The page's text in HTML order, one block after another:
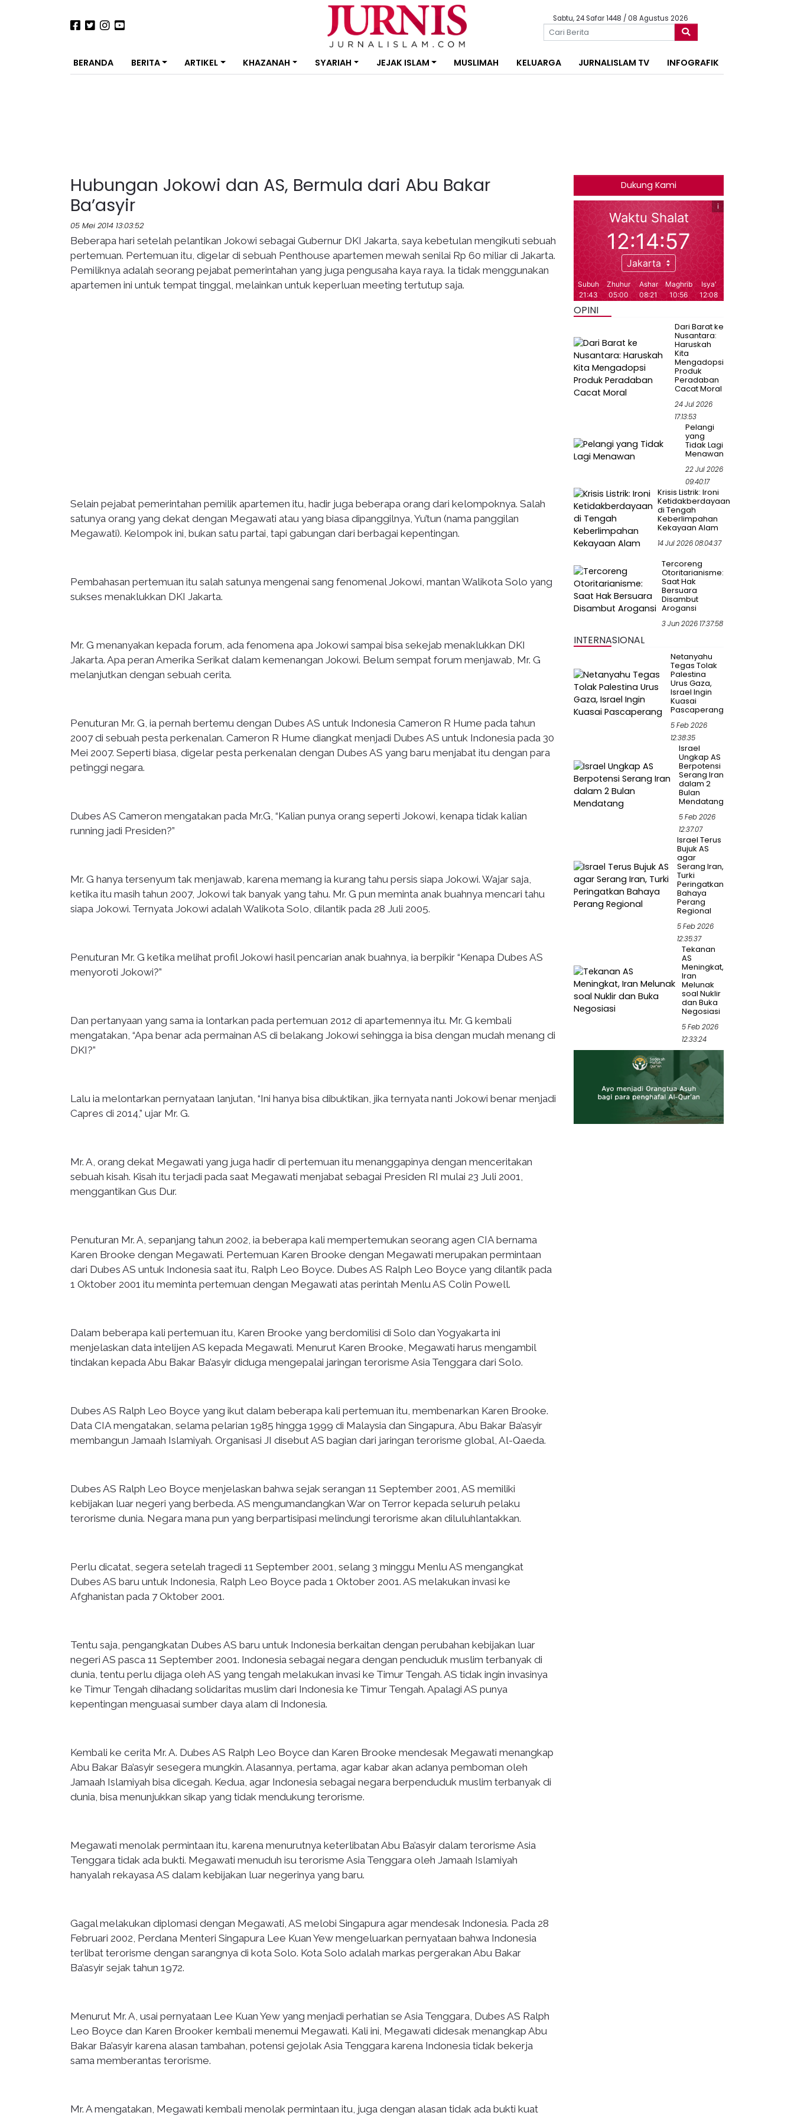
Sabtu, 24 Safar 1448 / 08 Agustus 2026
BERANDA BERITA ARTIKEL KHAZANAH SYARIAH JEJAK ISLAM MUSLIMAH KELUARGA JURNALISLAM TV INFOGRAFIK
Hubungan Jokowi dan AS, Bermula dari Abu Bakar
Ba’asyir
05 Mei 2014 13:03:52
Beberapa hari setelah pelantikan Jokowi sebagai Gubernur DKI Jakarta, saya kebetulan mengikuti sebuah
pertemuan. Pertemuan itu, digelar di sebuah Penthouse apartemen mewah senilai Rp 60 miliar di Jakarta.
Pemiliknya adalah seorang pejabat pemerintahan yang juga pengusaha kaya raya. Ia tidak menggunakan
apartemen ini untuk tempat tinggal, melainkan untuk keperluan meeting tertutup saja.
Selain pejabat pemerintahan pemilik apartemen itu, hadir juga beberapa orang dari kelompoknya. Salah
satunya orang yang dekat dengan Megawati atau yang biasa dipanggilnya, Yu’tun (nama panggilan
Megawati). Kelompok ini, bukan satu partai, tapi gabungan dari berbagai kepentingan.
Pembahasan pertemuan itu salah satunya mengenai sang fenomenal Jokowi, mantan Walikota Solo yang
sukses menaklukkan DKI Jakarta.
Mr. G menanyakan kepada forum, ada fenomena apa Jokowi sampai bisa sekejab menaklukkan DKI
Jakarta. Apa peran Amerika Serikat dalam kemenangan Jokowi. Belum sempat forum menjawab, Mr. G
melanjutkan dengan sebuah cerita.
Penuturan Mr. G, ia pernah bertemu dengan Dubes AS untuk Indonesia Cameron R Hume pada tahun
2007 di sebuah pesta perkenalan. Cameron R Hume diangkat menjadi Dubes AS untuk Indonesia pada 30
Mei 2007. Seperti biasa, digelar pesta perkenalan dengan Dubes AS yang baru menjabat itu dengan para
petinggi negara.
Dubes AS Cameron mengatakan pada Mr.G, “Kalian punya orang seperti Jokowi, kenapa tidak kalian
running jadi Presiden?”
Mr. G hanya tersenyum tak menjawab, karena memang ia kurang tahu persis siapa Jokowi. Wajar saja,
ketika itu masih tahun 2007, Jokowi tak banyak yang tahu. Mr. G pun meminta anak buahnya mencari tahu
siapa Jokowi. Ternyata Jokowi adalah Walikota Solo, dilantik pada 28 Juli 2005.
Penuturan Mr. G ketika melihat profil Jokowi hasil pencarian anak buahnya, ia berpikir “Kenapa Dubes AS
menyoroti Jokowi?”
Dan pertanyaan yang sama ia lontarkan pada pertemuan 2012 di apartemennya itu. Mr. G kembali
mengatakan, “Apa benar ada permainan AS di belakang Jokowi sehingga ia bisa dengan mudah menang di
DKI?”
Lalu ia melontarkan pernyataan lanjutan, “Ini hanya bisa dibuktikan, jika ternyata nanti Jokowi benar menjadi
Capres di 2014,” ujar Mr. G.
Mr. A, orang dekat Megawati yang juga hadir di pertemuan itu menanggapinya dengan menceritakan
sebuah kisah. Kisah itu terjadi pada saat Megawati menjabat sebagai Presiden RI mulai 23 Juli 2001,
menggantikan Gus Dur.
Penuturan Mr. A, sepanjang tahun 2002, ia beberapa kali mempertemukan seorang agen CIA bernama
Karen Brooke dengan Megawati. Pertemuan Karen Brooke dengan Megawati merupakan permintaan
dari Dubes AS untuk Indonesia saat itu, Ralph Leo Boyce. Dubes AS Ralph Leo Boyce yang dilantik pada
1 Oktober 2001 itu meminta pertemuan dengan Megawati atas perintah Menlu AS Colin Powell.
Dalam beberapa kali pertemuan itu, Karen Brooke yang berdomilisi di Solo dan Yogyakarta ini
menjelaskan data intelijen AS kepada Megawati. Menurut Karen Brooke, Megawati harus mengambil
tindakan kepada Abu Bakar Ba’asyir diduga mengepalai jaringan terorisme Asia Tenggara dari Solo.
Dubes AS Ralph Leo Boyce yang ikut dalam beberapa kali pertemuan itu, membenarkan Karen Brooke.
Data CIA mengatakan, selama pelarian 1985 hingga 1999 di Malaysia dan Singapura, Abu Bakar Ba’asyir
membangun Jamaah Islamiyah. Organisasi JI disebut AS bagian dari jaringan terorisme global, Al-Qaeda.
Dubes AS Ralph Leo Boyce menjelaskan bahwa sejak serangan 11 September 2001, AS memiliki
kebijakan luar negeri yang berbeda. AS mengumandangkan War on Terror kepada seluruh pelaku
terorisme dunia. Negara mana pun yang berpartisipasi melindungi terorisme akan diluluhlantakkan.
Perlu dicatat, segera setelah tragedi 11 September 2001, selang 3 minggu Menlu AS mengangkat
Dubes AS baru untuk Indonesia, Ralph Leo Boyce pada 1 Oktober 2001. AS melakukan invasi ke
Afghanistan pada 7 Oktober 2001.
Tentu saja, pengangkatan Dubes AS baru untuk Indonesia berkaitan dengan perubahan kebijakan luar
negeri AS pasca 11 September 2001. Indonesia sebagai negara dengan penduduk muslim terbanyak di
dunia, tentu perlu dijaga oleh AS yang tengah melakukan invasi ke Timur Tengah. AS tidak ingin invasinya
ke Timur Tengah dihadang solidaritas muslim dari Indonesia ke Timur Tengah. Apalagi AS punya
kepentingan menguasai sumber daya alam di Indonesia.
Kembali ke cerita Mr. A. Dubes AS Ralph Leo Boyce dan Karen Brooke mendesak Megawati menangkap
Abu Bakar Ba’asyir sesegera mungkin. Alasannya, pertama, agar kabar akan adanya pemboman oleh
Jamaah Islamiyah bisa dicegah. Kedua, agar Indonesia sebagai negara berpenduduk muslim terbanyak di
dunia, bisa menunjukkan sikap yang tidak mendukung terorisme.
Megawati menolak permintaan itu, karena menurutnya keterlibatan Abu Ba’asyir dalam terorisme Asia
Tenggara tidak ada bukti. Megawati menuduh isu terorisme Asia Tenggara oleh Jamaah Islamiyah
hanyalah rekayasa AS dalam kebijakan luar negerinya yang baru.
Gagal melakukan diplomasi dengan Megawati, AS melobi Singapura agar mendesak Indonesia. Pada 28
Februari 2002, Perdana Menteri Singapura Lee Kuan Yew mengeluarkan pernyataan bahwa Indonesia
terlibat terorisme dengan sarangnya di kota Solo. Kota Solo adalah markas pergerakan Abu Bakar
Ba’asyir sejak tahun 1972.
Menurut Mr. A, usai pernyataan Lee Kuan Yew yang menjadi perhatian se Asia Tenggara, Dubes AS Ralph
Leo Boyce dan Karen Brooker kembali menemui Megawati. Kali ini, Megawati didesak menangkap Abu
Bakar Ba’asyir karena alasan tambahan, potensi gejolak Asia Tenggara karena Indonesia tidak bekerja
sama memberantas terorisme.
Mr. A mengatakan, Megawati kembali menolak permintaan itu, juga dengan alasan tidak ada bukti kuat
Dukung Kami
OPINI
Dari Barat ke
Nusantara:
Haruskah
Kita
Mengadopsi
Produk
Peradaban
Cacat Moral
24 Jul 2026
17:13:53
Pelangi
yang
Tidak Lagi
Menawan
22 Jul 2026
09:40:17
Krisis Listrik: Ironi
Ketidakberdayaan
di Tengah
Keberlimpahan
Kekayaan Alam
14 Jul 2026 08:04:37
Tercoreng
Otoritarianisme:
Saat Hak
Bersuara
Disambut
Arogansi
3 Jun 2026 17:37:58
INTERNASIONAL
Netanyahu
Tegas Tolak
Palestina
Urus Gaza,
Israel Ingin
Kuasai
Pascaperang
5 Feb 2026
12:38:35
Israel
Ungkap AS
Berpotensi
Serang Iran
dalam 2
Bulan
Mendatang
5 Feb 2026
12:37:07
Israel Terus
Bujuk AS
agar
Serang Iran,
Turki
Peringatkan
Bahaya
Perang
Regional
5 Feb 2026
12:35:37
Tekanan
AS
Meningkat,
Iran
Melunak
soal Nuklir
dan Buka
Negosiasi
5 Feb 2026
12:33:24